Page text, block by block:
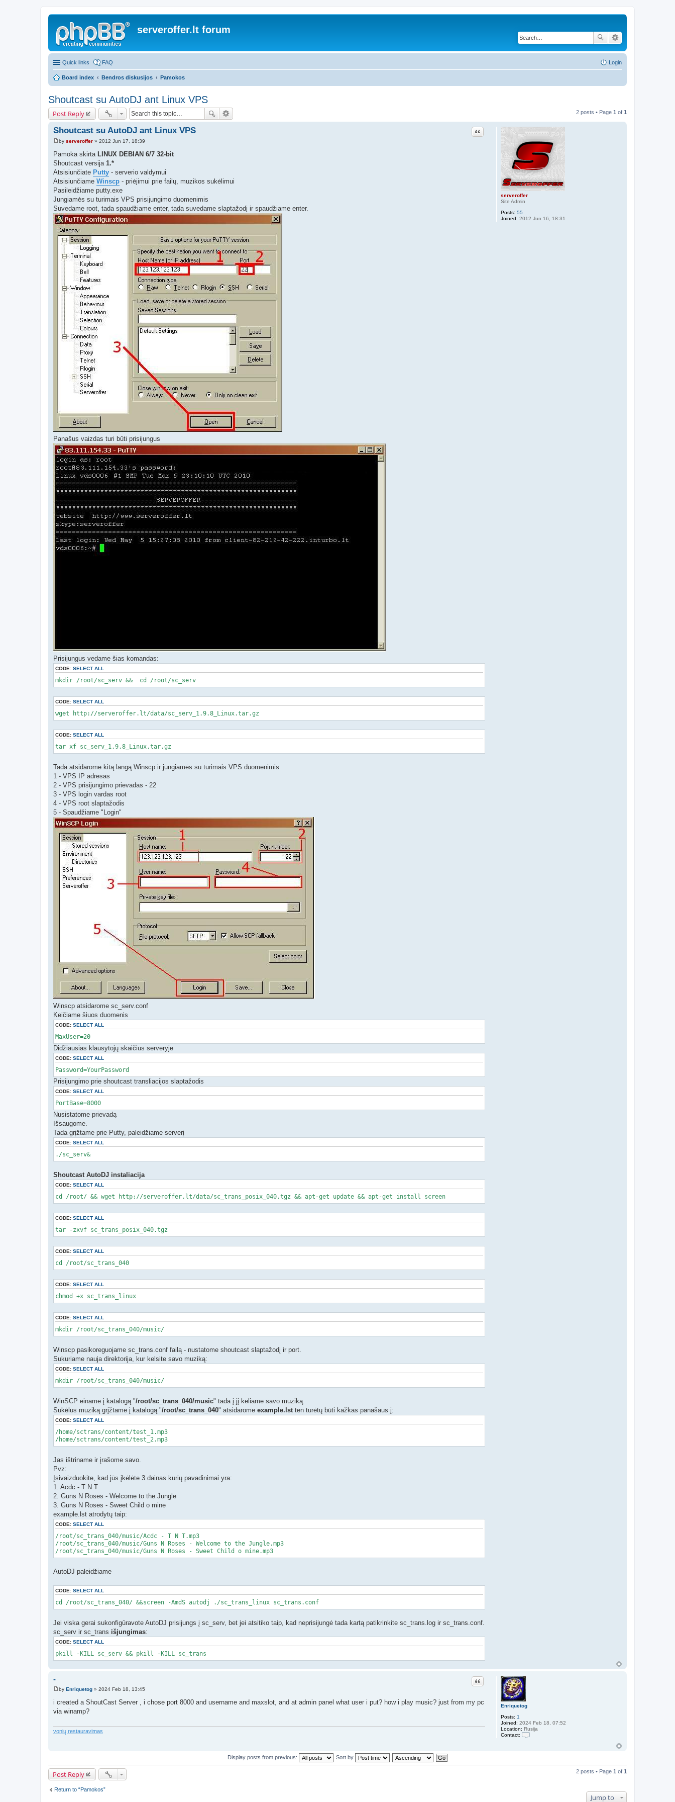
serveroffer.lt forum
Quick links FAQ Login
Board index Bendros diskusijos Pamokos
Shoutcast su AutoDJ ant Linux VPS
Post Reply 2 posts • Page 1 of 1
serveroffer
Site Admin
Posts: 55
Joined: 2012 Jun 16, 18:31
Shoutcast su AutoDJ ant Linux VPS Quote
P
s
t
by serveroffer » 2012 Jun 17, 18:39
Pamoka skirta LINUX DEBIAN 6/7 32-bit
Shoutcast versija 1.*
Atsisiunčiate Putty - serverio valdymui
Atsisiunčiame Winscp - priėjimui prie failų, muzikos sukėlimui
Pasileidžiame putty.exe
Jungiamės su turimais VPS prisijungimo duomenimis
Suvedame root, tada spaudžiame enter, tada suvedame slaptažodį ir spaudžiame enter.
Panašus vaizdas turi būti prisijungus
Prisijungus vedame šias komandas:
CODE: SELECT ALL
mkdir /root/sc_serv && cd /root/sc_serv
CODE: SELECT ALL
wget http://serveroffer.lt/data/sc_serv_1.9.8_Linux.tar.gz
CODE: SELECT ALL
tar xf sc_serv_1.9.8_Linux.tar.gz
Tada atsidarome kitą langą Winscp ir jungiamės su turimais VPS duomenimis
1 - VPS IP adresas
2 - VPS prisijungimo prievadas - 22
3 - VPS login vardas root
4 - VPS root slaptažodis
5 - Spaudžiame "Login"
Winscp atsidarome sc_serv.conf
Keičiame šiuos duomenis
CODE: SELECT ALL
MaxUser=20
Didžiausias klausytojų skaičius serveryje
CODE: SELECT ALL
Password=YourPassword
Prisijungimo prie shoutcast transliacijos slaptažodis
CODE: SELECT ALL
PortBase=8000
Nusistatome prievadą
Išsaugome.
Tada grįžtame prie Putty, paleidžiame serverį
CODE: SELECT ALL
./sc_serv&
Shoutcast AutoDJ instaliacija
CODE: SELECT ALL
cd /root/ && wget http://serveroffer.lt/data/sc_trans_posix_040.tgz && apt-get update && apt-get install screen
CODE: SELECT ALL
tar -zxvf sc_trans_posix_040.tgz
CODE: SELECT ALL
cd /root/sc_trans_040
CODE: SELECT ALL
chmod +x sc_trans_linux
CODE: SELECT ALL
mkdir /root/sc_trans_040/music/
Winscp pasikoreguojame sc_trans.conf failą - nustatome shoutcast slaptažodį ir port.
Sukuriame nauja direktorija, kur kelsite savo muziką:
CODE: SELECT ALL
mkdir /root/sc_trans_040/music/
WinSCP einame į katalogą "/root/sc_trans_040/music" tada į jį keliame savo muziką.
Sukėlus muziką grįžtame į katalogą "/root/sc_trans_040" atsidarome example.lstten turėtų būti kažkas panašaus į:
CODE: SELECT ALL
/home/sctrans/content/test_1.mp3
/home/sctrans/content/test_2.mp3
Jas ištriname ir įrašome savo.
Pvz:
Įsivaizduokite, kad jūs įkėlėte 3 dainas kurių pavadinimai yra:
1. Acdc - T N T
2. Guns N Roses - Welcome to the Jungle
3. Guns N Roses - Sweet Child o mine
example.lst atrodytų taip:
CODE: SELECT ALL
/root/sc_trans_040/music/Acdc - T N T.mp3
/root/sc_trans_040/music/Guns N Roses - Welcome to the Jungle.mp3
/root/sc_trans_040/music/Guns N Roses - Sweet Child o mine.mp3
AutoDJ paleidžiame
CODE: SELECT ALL
cd /root/sc_trans_040/ &&screen -AmdS autodj ./sc_trans_linux sc_trans.conf
Jei viska gerai sukonfigūravote AutoDJ prisijungs į sc_serv, bet jei atsitiko taip, kad neprisijungė tada kartą patikrinkite sc_trans.log ir sc_trans.conf.
sc_serv ir sc_trans išjungimas:
CODE: SELECT ALL
pkill -KILL sc_serv && pkill -KILL sc_trans
Enriquetog
Posts: 1
Joined: 2024 Feb 18, 07:52
Location: Rusija
Contact:
a
- Quote
P
s
t
by Enriquetog » 2024 Feb 18, 13:45
i created a ShoutCast Server , i chose port 8000 and username and maxslot, and at admin panel what user i put? how i play music? just from my pc
via winamp?
vonių restauravimas
Display posts from previous: Sort by
Post Reply 2 posts • Page 1 of 1
Return to “Pamokos”
Jump to